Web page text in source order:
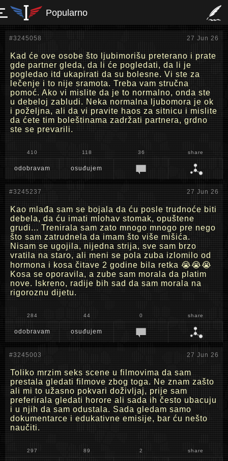
Popularno
#3245058 27 Jun 26
Kad će ove osobe što ljubimorišu preterano i prate
gde partner gleda, da li će pogledati, da li je
pogledao itd ukapirati da su bolesne. Vi ste za
lečenje i to nije sramota. Treba vam stručna
pomoć. Ako vi mislite da je to normalno, onda ste
u debeloj zabludi. Neka normalna ljubomora je ok
i poželjna, ali da vi pravite haos za sitnicu i mislite
da ćete tim boleštinama zadržati partnera, grdno
ste se prevarili.
410 118 36 share
odobravam osuđujem
#3245237 27 Jun 26
Kao mlađa sam se bojala da ću posle trudnoće biti
debela, da ću imati mlohav stomak, opuštene
grudi... Trenirala sam zato mnogo mnogo pre nego
što sam zatrudnela da imam što više mišića.
Nisam se ugojila, nijedna strija, sve sam brzo
vratila na staro, ali meni se pola zuba izlomilo od
hormona i kosa čitave 2 godine bila retka 😭😭😭
Kosa se oporavila, a zube sam morala da platim
nove. Iskreno, radije bih sad da sam morala na
rigoroznu dijetu.
284 44 0 share
odobravam osuđujem
#3245003 27 Jun 26
Toliko mrzim seks scene u filmovima da sam
prestala gledati filmove zbog toga. Ne znam zašto
ali mi to užasno pokvari doživljaj, prije sam
preferirala gledati horore ali sada ih često ubacuju
i u njih da sam odustala. Sada gledam samo
dokumentarce i edukativne emisije, bar ću nešto
naučiti.
297 89 2 share